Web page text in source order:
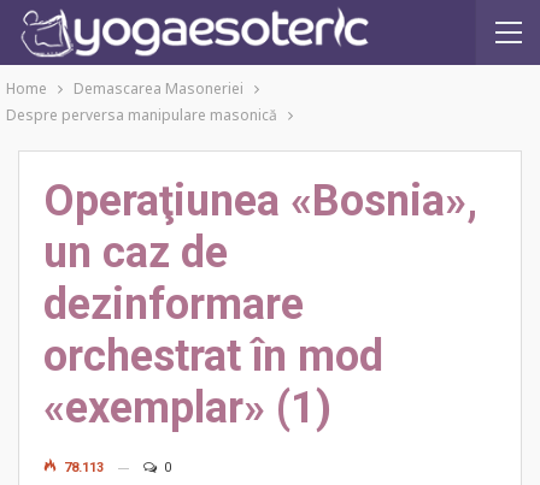
Home
Demascarea Masoneriei
Despre perversa manipulare masonică
Operaţiunea «Bosnia»,
un caz de
dezinformare
orchestrat în mod
«exemplar» (1)
78.113 0